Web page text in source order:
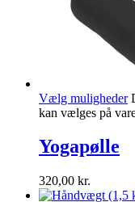
Vælg muligheder
kan vælges på
Yogapølle
320,00 kr.